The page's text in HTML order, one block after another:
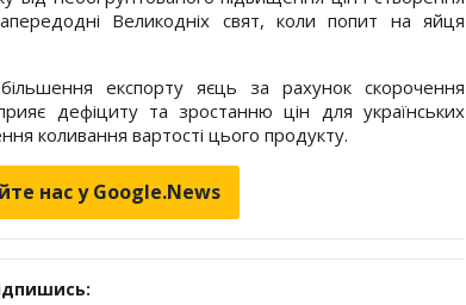
Великодніх свят, коли попит на яйця
експорту яєць за рахунок скорочення
дефіциту та зростанню цін для українських
коливання вартості цього продукту.
нас у Google.News